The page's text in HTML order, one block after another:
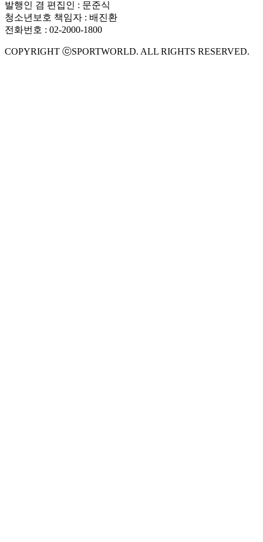
발행인 겸 편집인 : 문준식
청소년보호 책임자 : 배진환
전화번호 : 02-2000-1800
COPYRIGHT ⓒSPORTWORLD. ALL RIGHTS RESERVED.